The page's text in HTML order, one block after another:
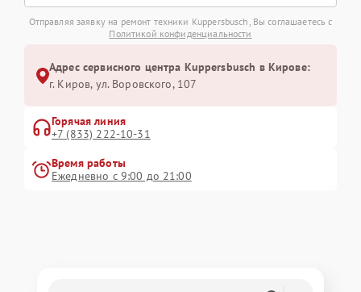
Отправляя заявку на ремонт техники Kuppersbusch, Вы соглашаетесь с
Политикой конфиденциальности
Адрес сервисного центра Kuppersbusch в Кирове:
г. Киров, ул. Воровского, 107
Горячая линия
+7 (833) 222-10-31
Время работы
Ежедневно с 9:00 до 21:00